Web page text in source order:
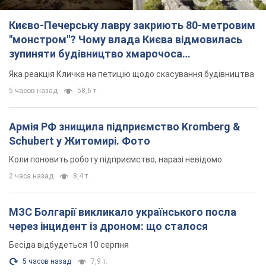
Києво-Печерську лавру закриють 80-метровим
"монстром"? Чому влада Києва відмовилась
зупиняти будівництво хмарочоса
"московського вірянина"
Яка реакція Кличка на петицію щодо скасування будівництва
5 часов назад 58,6 т.
Армія РФ знищила підприємство Kromberg &
Schubert у Житомирі. Фото
Коли поновить роботу підприємство, наразі невідомо
2 часа назад 8,4 т.
МЗС Болгарії викликало українського посла
через інцидент із дроном: що сталося
Бесіда відбудеться 10 серпня
5 часов назад 7,9 т.